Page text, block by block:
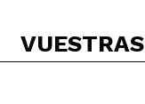
VUESTRAS